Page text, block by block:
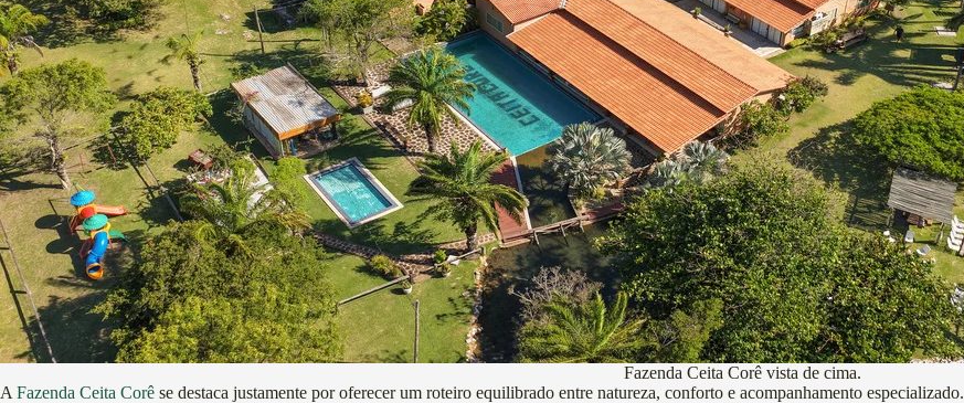
Fazenda Ceita Corê vista de cima.
A Fazenda Ceita Corê se destaca justamente por oferecer um roteiro equilibrado entre natureza, conforto e acompanhamento especializado.